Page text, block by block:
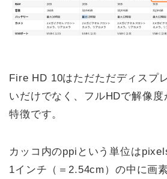
Fire HD 10はただただディスプ
いだけでなく、フルHDで解像度
特徴です。
カッコ内のppiという単位は
1インチ（＝2.54cm）の中に画